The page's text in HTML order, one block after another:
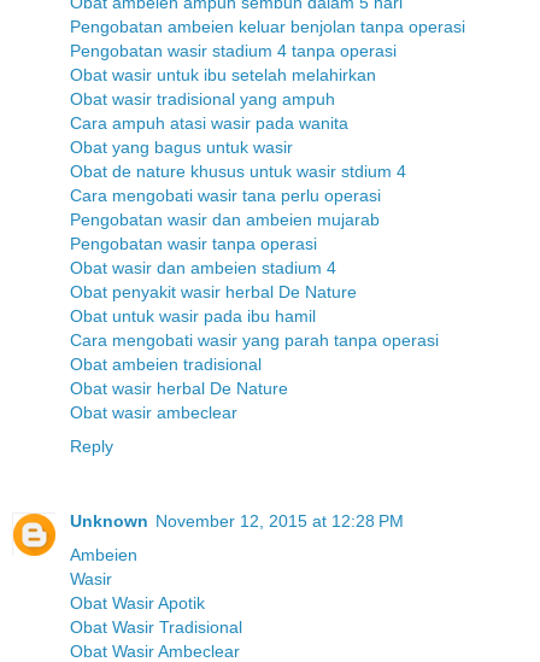
Pengobatan ambeien keluar benjolan tanpa operasi
Pengobatan wasir stadium 4 tanpa operasi
Obat wasir untuk ibu setelah melahirkan
Obat wasir tradisional yang ampuh
Cara ampuh atasi wasir pada wanita
Obat yang bagus untuk wasir
Obat de nature khusus untuk wasir stdium 4
Cara mengobati wasir tana perlu operasi
Pengobatan wasir dan ambeien mujarab
Pengobatan wasir tanpa operasi
Obat wasir dan ambeien stadium 4
Obat penyakit wasir herbal De Nature
Obat untuk wasir pada ibu hamil
Cara mengobati wasir yang parah tanpa operasi
Obat ambeien tradisional
Obat wasir herbal De Nature
Obat wasir ambeclear
Reply
Unknown November 12, 2015 at 12:28 PM
Ambeien
Wasir
Obat Wasir Apotik
Obat Wasir Tradisional
Obat Wasir Ambeclear